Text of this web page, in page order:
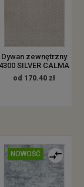
Dywan zewnętrzny
4300 SILVER CALMA
od 170.40 zł
NOWOŚĆ